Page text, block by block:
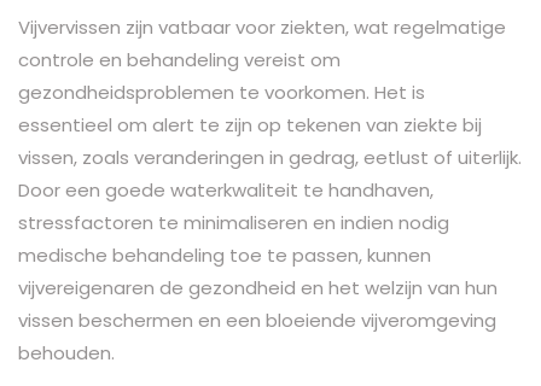
Vijvervissen zijn vatbaar voor ziekten, wat regelmatige
controle en behandeling vereist om
gezondheidsproblemen te voorkomen. Het is
essentieel om alert te zijn op tekenen van ziekte bij
vissen, zoals veranderingen in gedrag, eetlust of uiterlijk.
Door een goede waterkwaliteit te handhaven,
stressfactoren te minimaliseren en indien nodig
medische behandeling toe te passen, kunnen
vijvereigenaren de gezondheid en het welzijn van hun
vissen beschermen en een bloeiende vijveromgeving
behouden.